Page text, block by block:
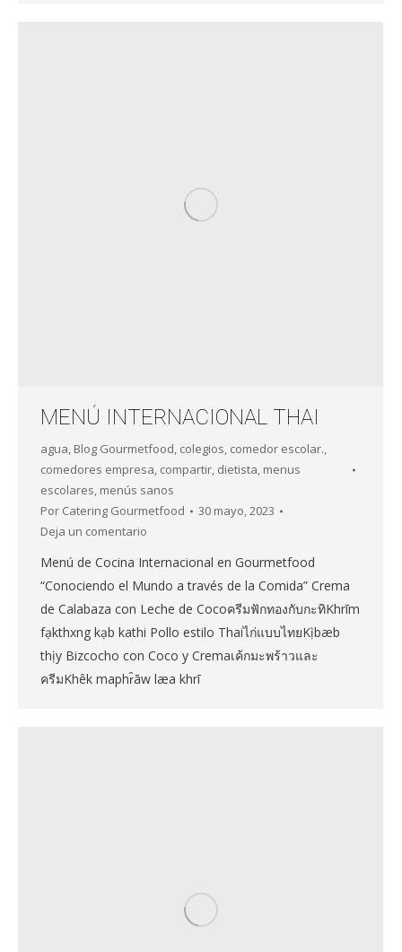
MENÚ INTERNACIONAL THAI
agua, Blog Gourmetfood, colegios, comedor escolar.,
comedores empresa, compartir, dietista, menus
escolares, menús sanos
Por Catering Gourmetfood
30 mayo, 2023
Deja un comentario
Menú de Cocina Internacional en Gourmetfood
“Conociendo el Mundo a través de la Comida” Crema
de Calabaza con Leche de CocoครีมฟักทองกับกะทิKhrīm
fạkthxng kạb kathi Pollo estilo Thaiไก่แบบไทยKị̀ bæb
thịy Bizcocho con Coco y Cremaเค้กมะพร้าวและ
ครีมKhêk maphr̂āw læa khrī